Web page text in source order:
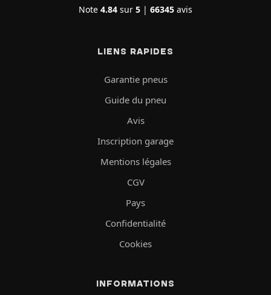
Note 4.84 sur 5 | 66345 avis
LIENS RAPIDES
Garantie pneus
Guide du pneu
Avis
Inscription garage
Mentions légales
CGV
Pays
Confidentialité
Cookies
INFORMATIONS